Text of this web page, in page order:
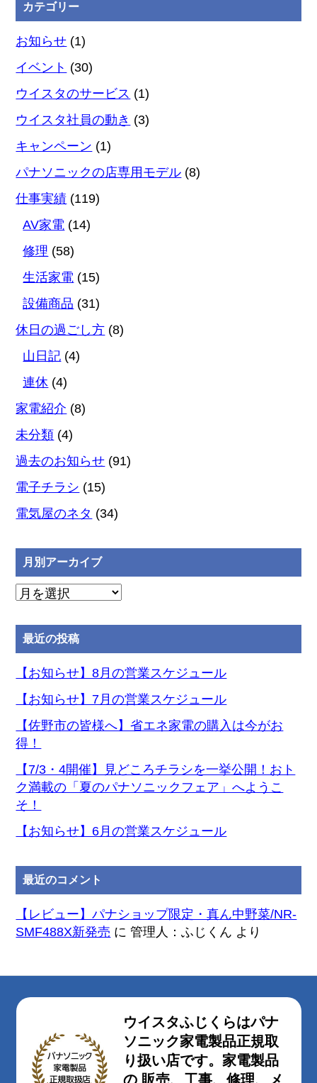
カテゴリー
お知らせ (1)
イベント (30)
ウイスタのサービス (1)
ウイスタ社員の動き (3)
キャンペーン (1)
パナソニックの店専用モデル (8)
仕事実績 (119)
AV家電 (14)
修理 (58)
生活家電 (15)
設備商品 (31)
休日の過ごし方 (8)
山日記 (4)
連休 (4)
家電紹介 (8)
未分類 (4)
過去のお知らせ (91)
電子チラシ (15)
電気屋のネタ (34)
月別アーカイブ
月
ア
ー
カ
ブ
最近の投稿
【お知らせ】8月の営業スケジュール
【お知らせ】7月の営業スケジュール
【佐野市の皆様へ】省エネ家電の購入は今がお
得！
【7/3・4開催】見どころチラシを一挙公開！おト
ク満載の「夏のパナソニックフェア」へようこ
そ！
【お知らせ】6月の営業スケジュール
最近のコメント
【レビュー】パナショップ限定・真ん中野菜/NR-
SMF488X新発売 に管理人：ふじくん より
ウイスタふじくらはパナ
ソニック家電製品正規取
り扱い店です。家電製品
の 販売、工事、修理、メ